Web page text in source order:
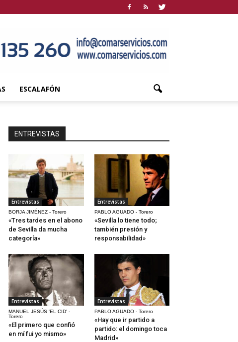
ESCALAFÓN
ENTREVISTAS
Entrevistas
BORJA JIMÉNEZ - Torero
«Tres tardes en el abono
de Sevilla da mucha
categoría»
Entrevistas
PABLO AGUADO - Torero
«Sevilla lo tiene todo;
también presión y
responsabilidad»
Entrevistas
MANUEL JESÚS 'EL CID' -
Torero
«El primero que confió
en mí fui yo mismo»
Entrevistas
PABLO AGUADO - Torero
«Hay que ir partido a
partido: el domingo toca
Madrid»